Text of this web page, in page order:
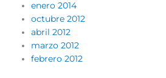
enero 2014
octubre 2012
abril 2012
marzo 2012
febrero 2012